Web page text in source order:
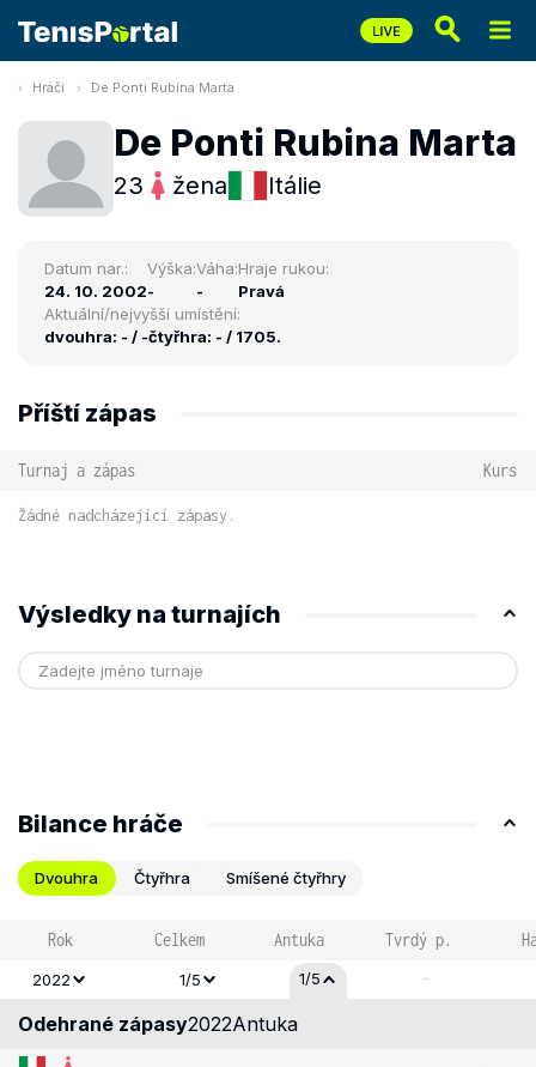
Hráči De Ponti Rubina Marta
De Ponti Rubina Marta
23 žena Itálie
Datum nar.:
24. 10. 2002
Výška:
-
Váha:
-
Hraje rukou:
Pravá
Aktuální/nejvyšší umístění:
dvouhra: - / -čtyřhra: - / 1705.
Příští zápas
Turnaj a zápas Kurs
Žádné nadcházející zápasy.
Výsledky na turnajích
Bilance hráče
Dvouhra Čtyřhra Smíšené čtyřhry
Rok Celkem Antuka Tvrdý p.
2022 1/5 1/5 -
Odehrané zápasy2022Antuka